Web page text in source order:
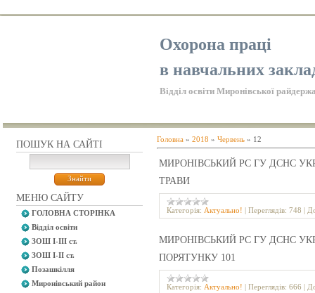
Охорона праці
в навчальних
Відділ освіти Миронівської
ПОШУК НА САЙТІ
МЕНЮ САЙТУ
ГОЛОВНА СТОРІНКА
Відділ освіти
ЗОШ І-ІІІ ст.
ЗОШ І-ІІ ст.
Позашкілля
Миронівський район
Головна » 2018 » Червень » 12
МИРОНІВСЬКИЙ РС ГУ ДСНС
ТРАВИ
Категорія: Актуально! | Переглядів: 748 |
МИРОНІВСЬКИЙ РС ГУ ДСНС
ПОРЯТУНКУ 101
Категорія: Актуально! | Переглядів: 666 |